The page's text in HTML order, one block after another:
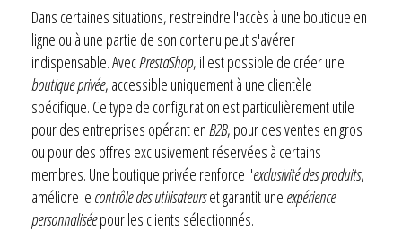
Dans certaines situations, restreindre l'accès à une boutique en
ligne ou à une partie de son contenu peut s'avérer
indispensable. AvecPrestaShop, il est possible de créer une
boutique privée, accessible uniquement à une clientèle
spécifique. Ce type de configuration est particulièrement utile
pour des entreprises opérant enB2B, pour des ventes en gros
ou pour des offres exclusivement réservées à certains
membres. Une boutique privée renforce l'exclusivité des produits,
améliore le contrôle des utilisateurset garantit une expérience
personnaliséepour les clients sélectionnés.